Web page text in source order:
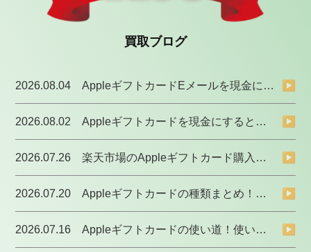
買取ブログ
2026.08.04 AppleギフトカードEメールを現金にする！即日・簡単にできる方法を解説 ▶
2026.08.02 Appleギフトカードを現金にするとバレる？リスクと対処法まとめ ▶
2026.07.26 楽天市場のAppleギフトカード購入方法！購入制限やポイント還元率を解説 ▶
2026.07.20 Appleギフトカードの種類まとめ！形式と値段ごとに分かりやすく解説 ▶
2026.07.16 Appleギフトカードの使い道！使い道がないときの解決策も紹介 ▶